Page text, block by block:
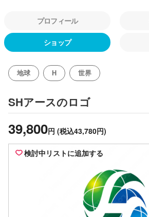
プロフィール
ショップ
地球 H 世界
SHアースのロゴ
39,800円 (税込43,780円)
検討中リストに追加する